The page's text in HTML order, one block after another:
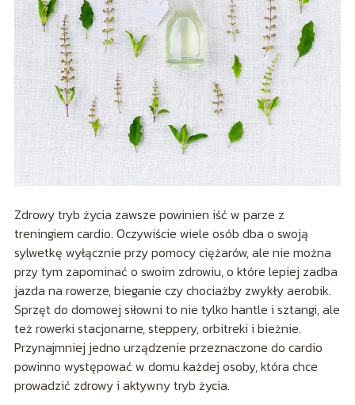
Zdrowy tryb życia zawsze powinien iść w parze z
treningiem cardio. Oczywiście wiele osób dba o swoją
sylwetkę wyłącznie przy pomocy ciężarów, ale nie można
przy tym zapominać o swoim zdrowiu, o które lepiej zadba
jazda na rowerze, bieganie czy chociażby zwykły aerobik.
Sprzęt do domowej siłowni to nie tylko hantle i sztangi, ale
też rowerki stacjonarne, steppery, orbitreki i bieżnie.
Przynajmniej jedno urządzenie przeznaczone do cardio
powinno występować w domu każdej osoby, która chce
prowadzić zdrowy i aktywny tryb życia.